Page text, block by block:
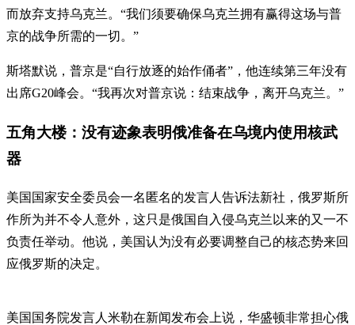
而放弃支持乌克兰。“我们须要确保乌克兰拥有赢得这场与普
京的战争所需的一切。”
斯塔默说，普京是“自行放逐的始作俑者”，他连续第三年没有
出席G20峰会。“我再次对普京说：结束战争，离开乌克兰。”
五角大楼：没有迹象表明俄准备在乌境内使用核武
器
美国国家安全委员会一名匿名的发言人告诉法新社，俄罗斯所
作所为并不令人意外，这只是俄国自入侵乌克兰以来的又一不
负责任举动。他说，美国认为没有必要调整自己的核态势来回
应俄罗斯的决定。
美国国务院发言人米勒在新闻发布会上说，华盛顿非常担心俄